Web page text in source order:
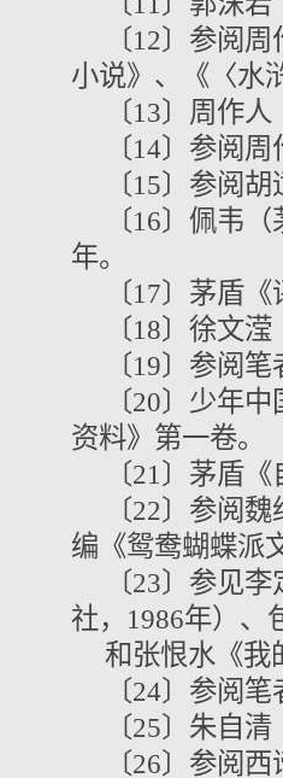
〔12〕参阅
小说》、《〈水
〔13〕周作
〔14〕参阅
〔15〕参阅
〔16〕佩韦
年。
〔17〕茅盾
〔18〕徐文
〔19〕参阅
〔20〕少年
资料》第一卷。
〔21〕茅盾
〔22〕参阅
编《鸳鸯蝴蝶派
〔23〕参见
社，1986年）、
和张恨水《我
〔24〕参阅
〔25〕朱自
〔26〕参阅